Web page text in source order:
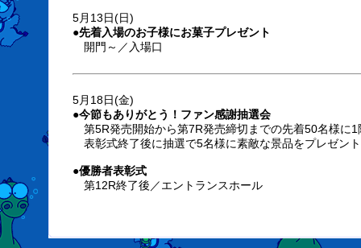
5月13日(日)
●先着入場のお子様にお菓子プレゼント
開門～／入場口
5月18日(金)
●今節もありがとう！ファン感謝抽選会
第5R発売開始から第7R発売締切までの先着50名様に1
表彰式終了後に抽選で5名様に素敵な景品をプレゼン
●優勝者表彰式
第12R終了後／エントランスホール